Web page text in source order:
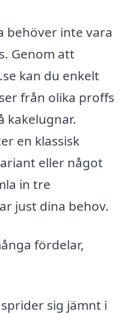
behöver inte vara
Genom att
kan du enkelt
från olika proffs
kakelugnar.
en klassisk
eller något
in tre
just dina behov.
fördelar,
sig jämnt i